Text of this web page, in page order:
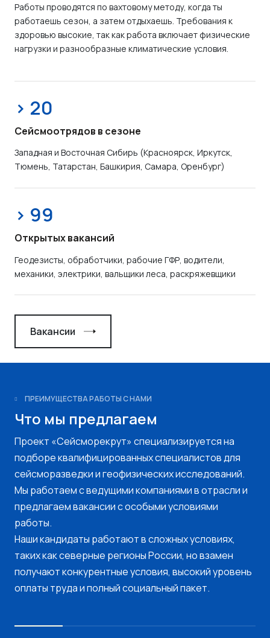
Работы проводятся по вахтовому методу, когда ты
работаешь сезон, а затем отдыхаешь. Требования к
здоровью высокие, так как работа включает физические
нагрузки и разнообразные климатические условия.
> 20
Сейсмоотрядов в сезоне
Западная и Восточная Сибирь (Красноярск, Иркутск,
Тюмень, Татарстан, Башкирия, Самара, Оренбург)
> 99
Открытых вакансий
Геодезисты, обработчики, рабочие ГФР, водители,
механики, электрики, вальщики леса, раскряжевщики
Вакансии
ПРЕИМУЩЕСТВА РАБОТЫ С НАМИ
Что мы предлагаем
Проект «Сейсморекрут» специализируется на
подборе квалифицированных специалистов для
сейсморазведки и геофизических исследований.
Мы работаем с ведущими компаниями в отрасли и
предлагаем вакансии с особыми условиями
работы.
Наши кандидаты работают в сложных условиях,
таких как северные регионы России, но взамен
получают конкурентные условия, высокий уровень
оплаты труда и полный социальный пакет.